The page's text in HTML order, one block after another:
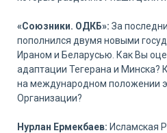
«Союзники. ОДКБ»: За
пополнился двумя новыми
Ираном и Беларусью. Как Вы
адаптации Тегерана и Минска?
на международном положении
Организации?
Нурлан Ермекбаев: Исламская